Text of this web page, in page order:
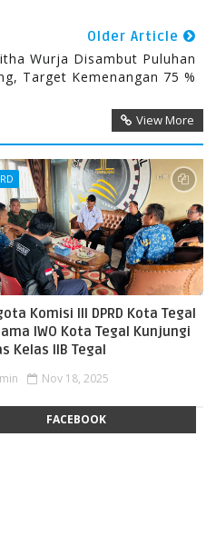
Older Article
Wurja Disambut Puluhan
Target Kemenangan 75 %
View More
Komisi III DPRD Kota Tegal
IWO Kota Tegal Kunjungi
Kelas IIB Tegal
Nov 18, 2025
FACEBOOK